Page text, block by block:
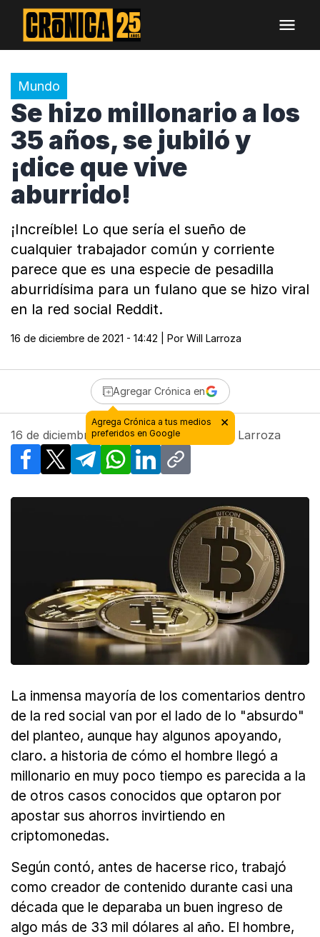
Mundo
Se hizo millonario a los
35 años, se jubiló y
¡dice que vive
aburrido!
¡Increíble! Lo que sería el sueño de
cualquier trabajador común y corriente
parece que es una especie de pesadilla
aburridísima para un fulano que se hizo viral
en la red social Reddit.
16 de diciembre de 2021 - 14:42 | Por Will Larroza
Agregar Crónica en
16 de diciembre de 2021 - 14:42 Will Larroza
Facebook
X TelegramWhatsApp
LinkedInCopy link
La inmensa mayoría de los comentarios dentro
de la red social van por el lado de lo "absurdo"
del planteo, aunque hay algunos apoyando,
claro. a historia de cómo el hombre llegó a
millonario en muy poco tiempo es parecida a la
de otros casos conocidos que optaron por
apostar sus ahorros invirtiendo en
criptomonedas.
Según contó, antes de hacerse rico, trabajó
como creador de contenido durante casi una
década que le deparaba un buen ingreso de
algo más de 33 mil dólares al año. El hombre,